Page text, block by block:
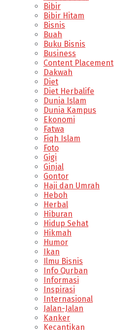
Bibir
Bibir Hitam
Bisnis
Buah
Buku Bisnis
Business
Content Placement
Dakwah
Diet
Diet Herbalife
Dunia Islam
Dunia Kampus
Ekonomi
Fatwa
Fiqh Islam
Foto
Gigi
Ginjal
Gontor
Haji dan Umrah
Heboh
Herbal
Hiburan
Hidup Sehat
Hikmah
Humor
Ikan
Ilmu Bisnis
Info Qurban
Informasi
Inspirasi
Internasional
Jalan-Jalan
Kanker
Kecantikan